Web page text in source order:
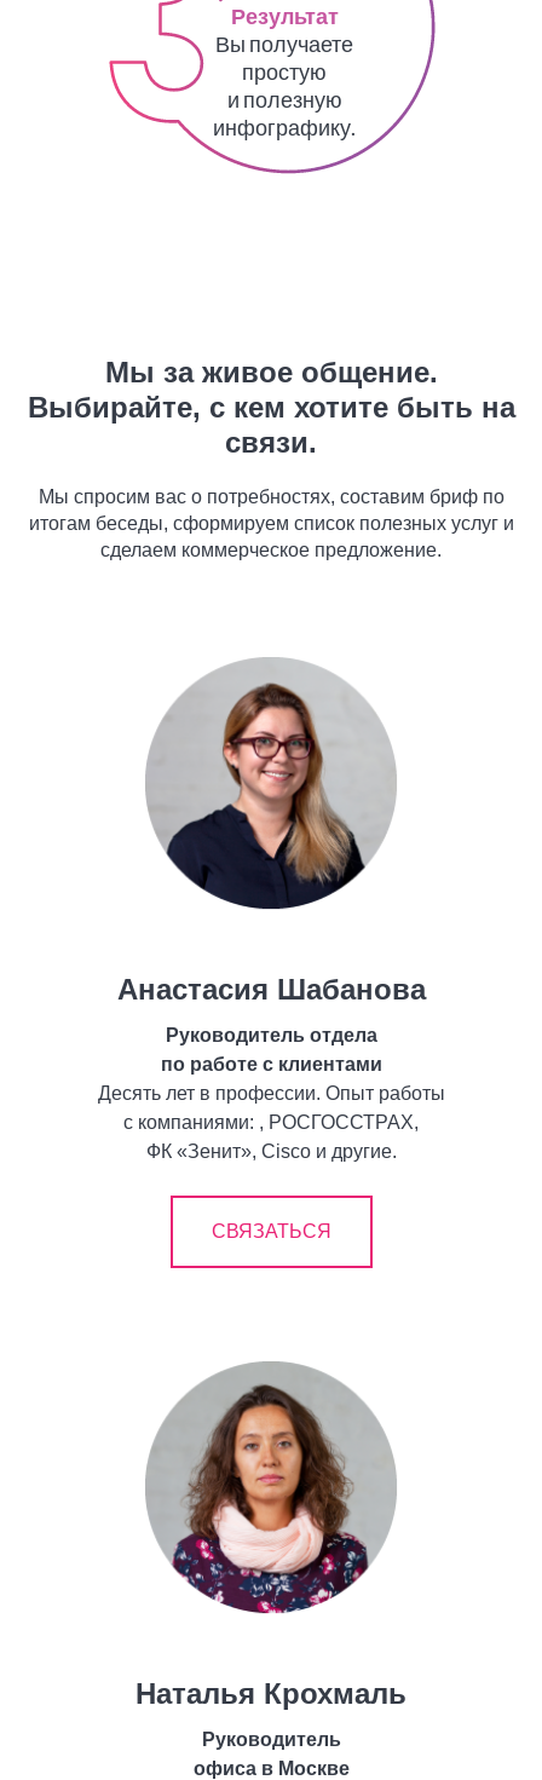
Результат
Вы получаете
простую
и полезную
инфографику.
Мы за живое общение.
Выбирайте, с кем хотите быть на
связи.
Мы спросим вас о потребностях, составим бриф по
итогам беседы, сформируем список полезных услуг и
сделаем коммерческое предложение.
Анастасия Шабанова
Руководитель отдела
по работе с клиентами
Десять лет в профессии. Опыт работы
с компаниями: , РОСГОССТРАХ,
ФК «Зенит», Cisco и другие.
СВЯЗАТЬСЯ
Наталья Крохмаль
Руководитель
офиса в Москве